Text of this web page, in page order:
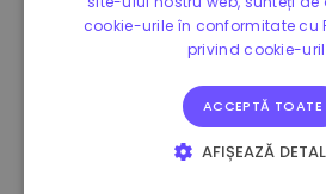
1.180000 € +1.90%
cookie-urile în conformitate cu
privind cookie-
ACCEPTĂ TOATE
AFIȘEAZĂ